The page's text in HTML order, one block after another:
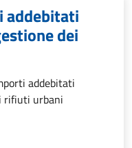
addebitati
dei
addebitati
rifiuti urbani